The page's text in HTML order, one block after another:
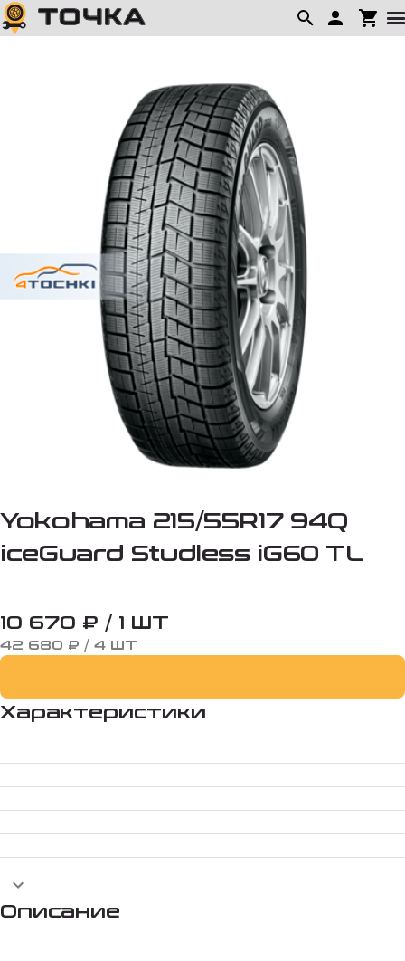
Yokohama 215/55R17 94Q
iceGuard Studless iG60 TL
10 670 ₽ / 1 ШТ
42 680 ₽ / 4 ШТ
Характеристики
Описание